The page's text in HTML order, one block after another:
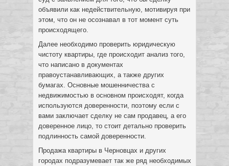
объявили как недействительную, мотивируя при
этом, что он не осознавал в тот момент суть
происходящего.
Далее необходимо проверить юридическую
чистоту квартиры, где происходит анализ того,
что написано в документах
правоустанавливающих, а также других
бумагах. Основные мошенничества с
недвижимостью в основном происходят, когда
используются доверенности, поэтому если с
вами заключает сделку не сам продавец, а его
доверенное лицо, то стоит детально проверить
подлинность самой доверенности.
Продажа квартиры в Черновцах и других
городах подразумевает так же ряд необходимых